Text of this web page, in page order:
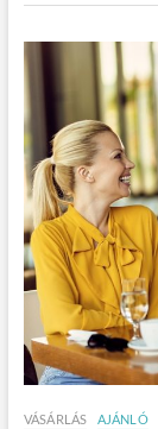
VÁSÁRLÁS AJÁNLÓ